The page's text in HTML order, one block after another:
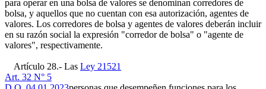
para operar en una bolsa de valores se denominan corredores de
bolsa, y aquellos que no cuentan con esa autorización, agentes de
valores. Los corredores de bolsa y agentes de valores deberán incluir
en su razón social la expresión "corredor de bolsa" o "agente de
valores", respectivamente.
Artículo 28.- Las Ley 21521
Art. 32 N° 5